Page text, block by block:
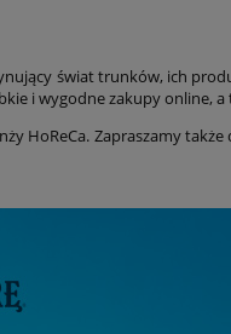
świat trunków, ich
i wygodne zakupy online, a
Zapraszamy